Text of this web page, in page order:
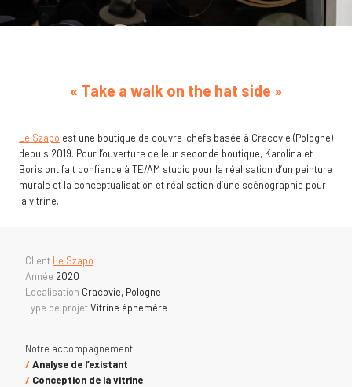
« Take a walk on the hat side »
Le Szapo est une boutique de couvre-chefs basée à Cracovie (Pologne)
depuis 2019. Pour l’ouverture de leur seconde boutique, Karolina et
Boris ont fait confiance à TE/AM studio pour la réalisation d’un peinture
murale et la conceptualisation et réalisation d’une scénographie pour
la vitrine.
Client Le Szapo
Année 2020
Localisation Cracovie, Pologne
Type de projetVitrine éphémère
Notre accompagnement
/Analyse de l’existant
/ Conception de la vitrine